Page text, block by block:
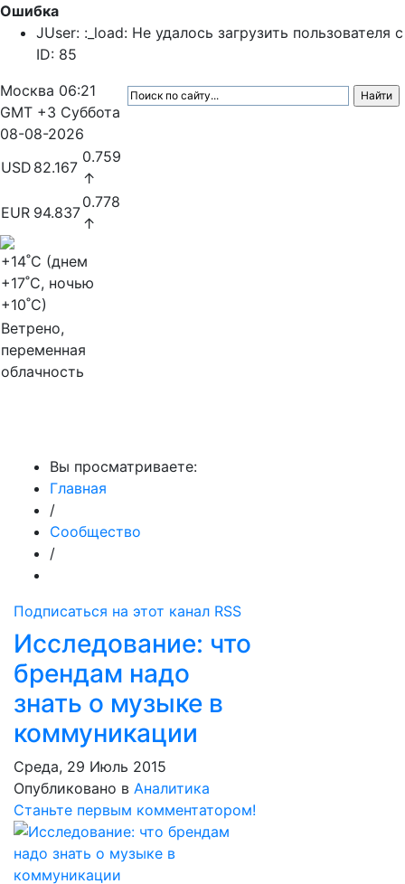
Ошибка
JUser: :_load: Не удалось загрузить пользователя с
ID: 85
Москва 06:21
GMT +3 Суббота
08-08-2026
USD 82.167
0.759
↑
EUR 94.837
0.778
↑
+14˚C (днем
+17˚C, ночью
+10˚C)
Ветрено,
переменная
облачность
Вы просматриваете:
Главная
/
Сообщество
/
Подписаться на этот канал RSS
Исследование: что
брендам надо
знать о музыке в
коммуникации
Среда, 29 Июль 2015
Опубликовано в Аналитика
Станьте первым комментатором!